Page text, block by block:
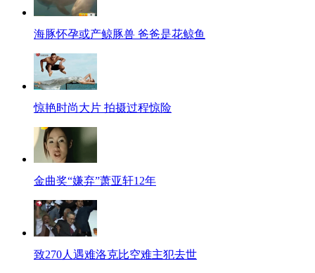
海豚怀孕或产鲸豚兽 爸爸是花鲸鱼
惊艳时尚大片 拍摄过程惊险
金曲奖“嫌弃”萧亚轩12年
致270人遇难洛克比空难主犯去世